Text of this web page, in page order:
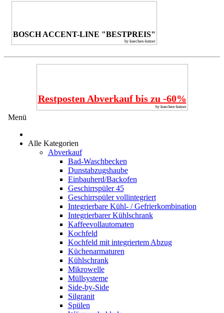
BOSCH ACCENT-LINE "BESTPREIS"
by kuechen-kutzer
Restposten Abverkauf bis zu -60%
by kuechen-kutzer
Menü
Alle Kategorien
Abverkauf
Bad-Waschbecken
Dunstabzugshaube
Einbauherd/Backofen
Geschirrspüler 45
Geschirrspüler vollintegriert
Integrierbare Kühl- / Gefrierkombination
Integrierbarer Kühlschrank
Kaffeevollautomaten
Kochfeld
Kochfeld mit integriertem Abzug
Küchenarmaturen
Kühlschrank
Mikrowelle
Müllsysteme
Side-by-Side
Silgranit
Spülen